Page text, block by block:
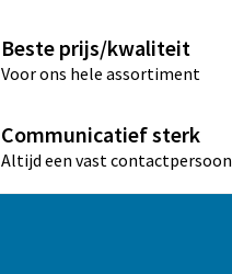
Beste prijs/kwaliteit
Voor ons hele assortiment
Communicatief sterk
Altijd een vast contactpersoon